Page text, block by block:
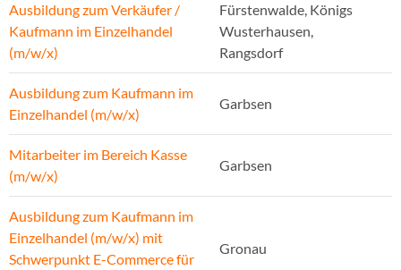
Ausbildung zum Verkäufer /
Kaufmann im Einzelhandel
(m/w/x)
Fürstenwalde, Königs
Wusterhausen,
Rangsdorf
Ausbildung zum Kaufmann im
Einzelhandel (m/w/x)
Garbsen
Mitarbeiter im Bereich Kasse
(m/w/x)
Garbsen
Ausbildung zum Kaufmann im
Einzelhandel (m/w/x) mit
Schwerpunkt E-Commerce für
Gronau